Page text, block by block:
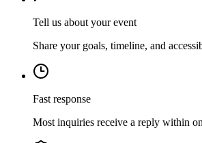
Tell us about your event
Share your goals, timeline, and
Fast response
Most inquiries receive a reply within